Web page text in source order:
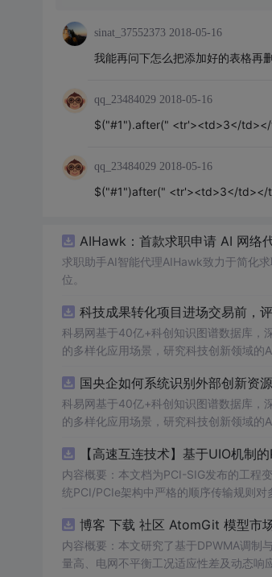
sinat_37552373 2018-05-16
我能再问下怎么把添加好的表格再
qq_23484029 2018-05-16
$("#1").after(" <tr'><td>3</
qq_23484029 2018-05-16
$("#1")after(" <tr'><td>3</td></
AIHawk：首款求职申请 AI 网络
求职助手AI智能代理AIHawk致力于简化
位。
科技成果转化项目进场交易前，
科易网基于40亿+科创知识图谱数据库，
的多样化应用场景，研究科技创新领域的
国央企如何系统识别外部创新资
科易网基于40亿+科创知识图谱数据库，
的多样化应用场景，研究科技创新领域的
【高速互连技术】基于UIO机制
内容概要：本文档为PCI-SIG发布的工程
统PCI/PCIe架构中严格的顺序传输规则
O
内容概要：本文研究了基于DPWMA调制
量高、电网不平衡工况适应性差及动态响